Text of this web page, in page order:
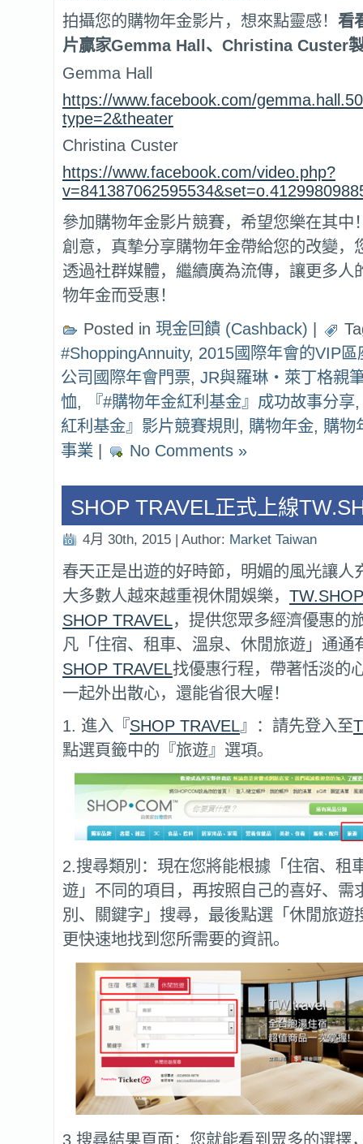
拍攝您的購物年金影片，想來點靈感！ 看
片贏家Gemma Hall 、 Christina Custer
Gemma Hall
https://www.facebook.com/
type=2&theater
Christina Custer
https://www.facebook.com/video.php?
參加購物年金影片競賽，希望您樂在其中
創意，真摯分享購物年金帶給您的改變，
透過社群媒體，繼續廣為流傳，讓更多人
物年金而受惠！
Posted in 現金回饋 (Cashback)
#ShoppingAnnuity, 2015國際年會的VIP區
公司國際年會門票, JR與羅琳‧萊丁格親
恤, 『#購物年金紅利基金』成功故事分享
紅利基金』影片競賽規則 , 購物年金, 購物
事業
No Comments »
SHOP TRAVEL正式上線
4月 30th, 2015 | Author: Market Taiwan
春天正是出遊的好時節，明媚的風光讓人
大多數人越來越重視休閒娛樂，
SHOP TRAVEL，提供您眾多經濟優惠的
凡「住宿、租車、溫泉、休閒旅遊」通通
SHOP TRAVEL找優惠行程，帶著恬淡的
一起外出散心，還能省很大喔！
1. 進入『SHOP TRAVEL』：請先登入至
點選頁籤中的『旅遊』選項。
2.搜尋類別：現在您將能根據「住宿、租
遊」不同的項目，再按照自己的喜好、需
別、關鍵字」搜尋，最後點選「休閒旅遊
更快速地找到您所需要的資訊。
3.搜尋結果頁面：您就能看到眾多的選擇